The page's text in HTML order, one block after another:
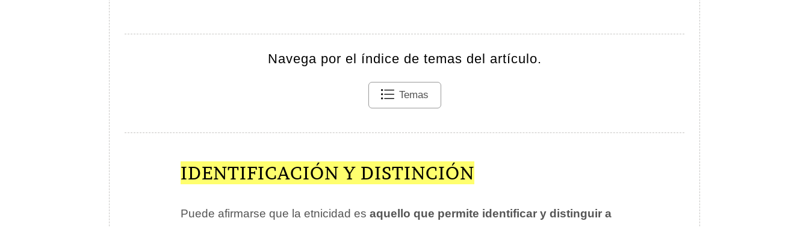
Navega por el índice de temas del artículo.
Temas
IDENTIFICACIÓN Y DISTINCIÓN
Puede afirmarse que la etnicidad es aquello que permite identificar y distinguir a